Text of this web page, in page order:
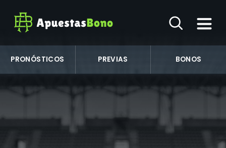
PRONÓSTICOS PREVIAS BONOS